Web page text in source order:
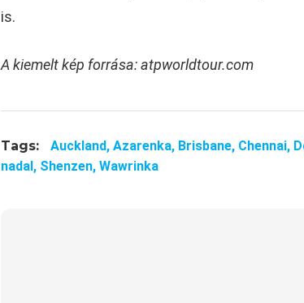
is.
A kiemelt kép forrása: atpworldtour.com
Tags: Auckland, Azarenka, Brisbane, Chennai,
nadal, Shenzen, Wawrinka